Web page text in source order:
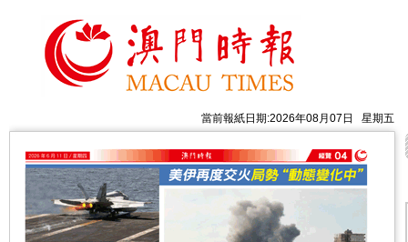
當前報紙日期:2026年08月07日 星期五